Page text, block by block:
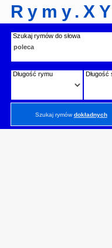
Szukaj rymów do słowa
Długość rymu Długość
Szukaj rymówdokładnych